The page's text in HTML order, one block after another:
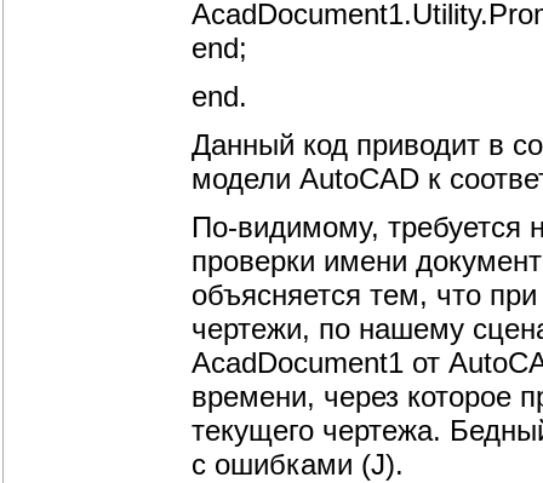
end;
end.
Данный код приводит в
модели AutoCAD к
По-видимому, требуется
проверки имени
объясняется тем, что
чертежи, по нашему
AcadDocument1 от
времени, через которое
текущего чертежа.
с ошибками (J).